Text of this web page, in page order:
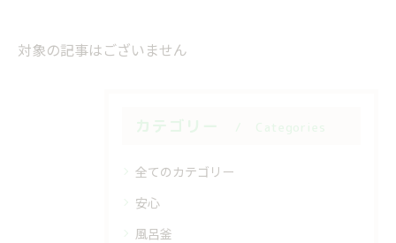
対象の記事はございません
全てのカテゴリー
安心
風呂釜